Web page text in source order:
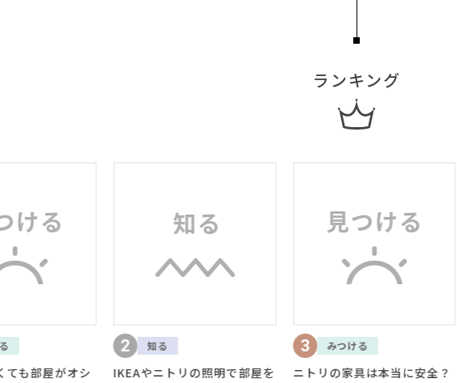
ランキング
の照明で部屋を
3 みつける
ニトリの家具は本当に安全？